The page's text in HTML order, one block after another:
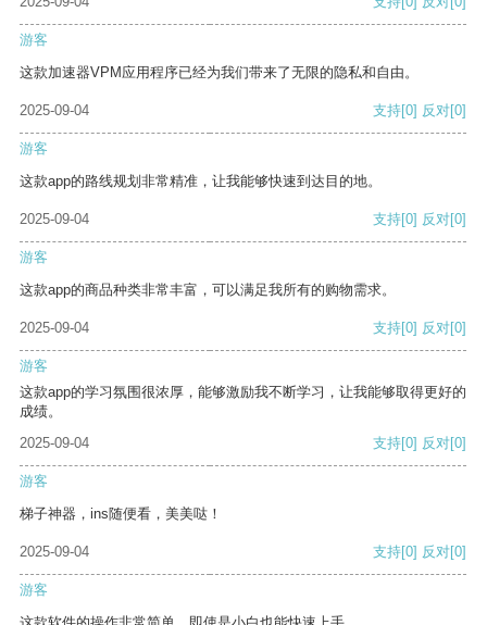
游客
这款加速器VPM应用程序已经为我们带来了无限的隐私和自由。
2025-09-04 支持[0] 反对[0]
游客
这款app的路线规划非常精准，让我能够快速到达目的地。
2025-09-04 支持[0] 反对[0]
游客
这款app的商品种类非常丰富，可以满足我所有的购物需求。
2025-09-04 支持[0] 反对[0]
游客
这款app的学习氛围很浓厚，能够激励我不断学习，让我能够取得更好的
成绩。
2025-09-04
支持[0] 反对[0]
游客
梯子神器，ins随便看，美美哒！
2025-09-04 支持[0] 反对[0]
游客